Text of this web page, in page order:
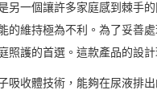
另一個讓許多家庭感到棘手
的維持極為不利。為了妥善
照護的首選。這款產品的設
吸收體技術，能夠在尿液排